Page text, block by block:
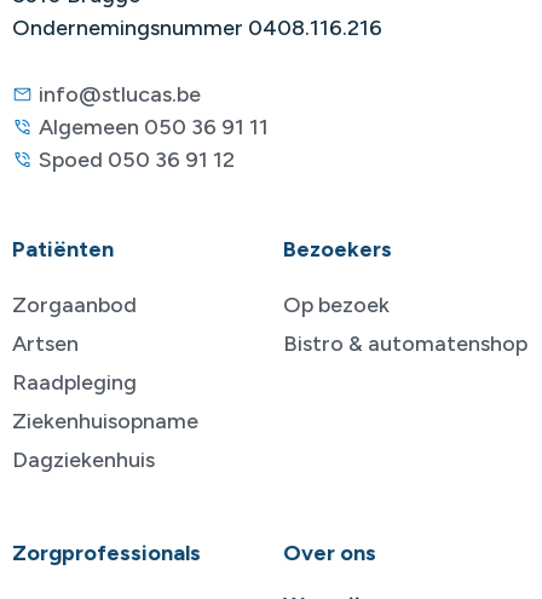
Ondernemingsnummer 0408.116.216
info@stlucas.be
Algemeen 050 36 91 11
Spoed 050 36 91 12
Patiënten
Zorgaanbod
Artsen
Raadpleging
Ziekenhuisopname
Dagziekenhuis
Bezoekers
Op bezoek
Bistro & automatenshop
Zorgprofessionals
Over ons